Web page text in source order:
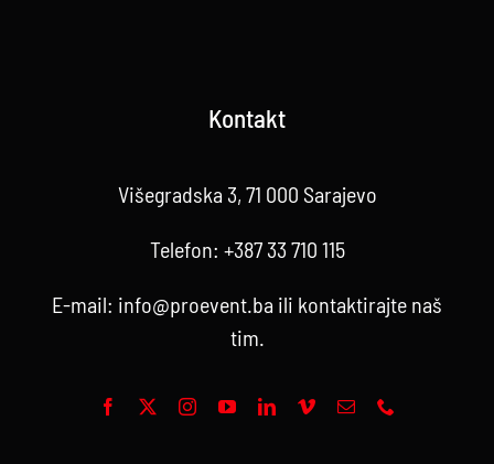
Kontakt
Višegradska 3, 71 000 Sarajevo
Telefon: +387 33 710 115
E-mail: info@proevent.ba ili kontaktirajte naš
tim.